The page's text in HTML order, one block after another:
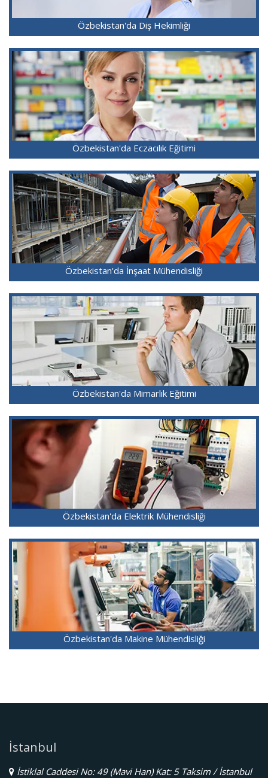
Özbekistan'da Diş Hekimliği
Özbekistan'da Eczacılık Eğitimi
Özbekistan'da İnşaat Mühendisliği
Özbekistan'da Mimarlık Eğitimi
Özbekistan'da Elektrik Mühendisliği
Özbekistan'da Makine Mühendisliği
İstanbul
İstiklal Caddesi No: 49 (Mavi Han) Kat: 5 Taksim / İstanbul